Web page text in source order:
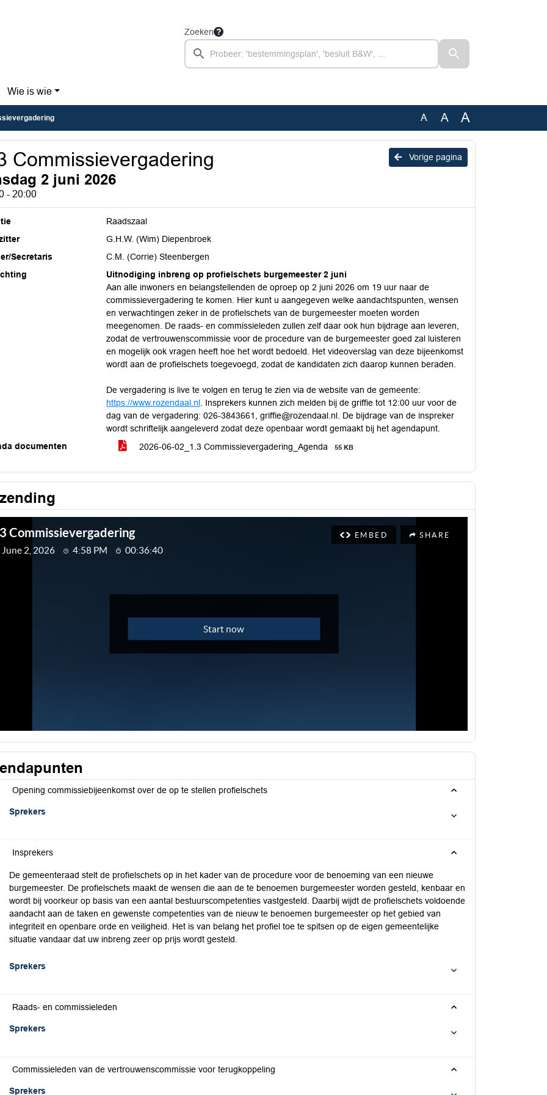
Zoeken
Wie is wie
A A A
Vorige pagina
Commissievergadering
2 juni 2026
- 20:00
Raadszaal
G.H.W. (Wim) Diepenbroek
Secretaris
C.M. (Corrie) Steenbergen
Uitnodiging inbreng op profielschets burgemeester 2 juni
Aan alle inwoners en belangstellenden de oproep op 2 juni 2026 om 19 uur naar de
commissievergadering te komen. Hier kunt u aangegeven welke aandachtspunten, wensen
en verwachtingen zeker in de profielschets van de burgemeester moeten worden
meegenomen. De raads- en commissieleden zullen zelf daar ook hun bijdrage aan leveren,
zodat de vertrouwenscommissie voor de procedure van de burgemeester goed zal luisteren
en mogelijk ook vragen heeft hoe het wordt bedoeld. Het videoverslag van deze bijeenkomst
wordt aan de profielschets toegevoegd, zodat de kandidaten zich daarop kunnen beraden.
De vergadering is live te volgen en terug te zien via de website van de gemeente:
https://www.rozendaal.nl . Insprekers kunnen zich melden bij de griffie tot 12:00 uur voor de
dag van de vergadering: 026-3843661,griffie@rozendaal.nl . De bijdrage van de inspreker
wordt schriftelijk aangeleverd zodat deze openbaar wordt gemaakt bij het agendapunt.
documenten
2026-06-02_1.3 Commissievergadering_Agenda 55 KB
Opening commissiebijeenkomst over de op te stellen profielschets
Sprekers
Insprekers
De gemeenteraad stelt de profielschets op in het kader van de procedure voor de benoeming van een nieuwe
burgemeester. De profielschets maakt de wensen die aan de te benoemen burgemeester worden gesteld, kenbaar en
wordt bij voorkeur op basis van een aantal bestuurscompetenties vastgesteld. Daarbij wijdt de profielschets voldoende
aandacht aan de taken en gewenste competenties van de nieuw te benoemen burgemeester op het gebied van
integriteit en openbare orde en veiligheid. Het is van belang het profiel toe te spitsen op de eigen gemeentelijke
situatie vandaar dat uw inbreng zeer op prijs wordt gesteld.
Sprekers
Raads- en commissieleden
Sprekers
Commissieleden van de vertrouwenscommissie voor terugkoppeling
Sprekers